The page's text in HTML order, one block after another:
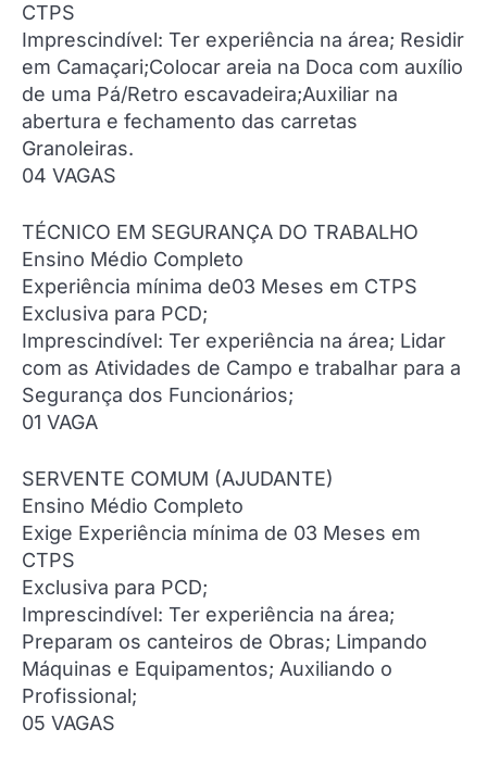
CTPS
Imprescindível: Ter experiência na área; Residir
em Camaçari;Colocar areia na Doca com auxílio
de uma Pá/Retro escavadeira;Auxiliar na
abertura e fechamento das carretas
Granoleiras.
04 VAGAS
TÉCNICO EM SEGURANÇA DO TRABALHO
Ensino Médio Completo
Experiência mínima de03 Meses em CTPS
Exclusiva para PCD;
Imprescindível: Ter experiência na área; Lidar
com as Atividades de Campo e trabalhar para a
Segurança dos Funcionários;
01 VAGA
SERVENTE COMUM (AJUDANTE)
Ensino Médio Completo
Exige Experiência mínima de 03 Meses em
CTPS
Exclusiva para PCD;
Imprescindível: Ter experiência na área;
Preparam os canteiros de Obras; Limpando
Máquinas e Equipamentos; Auxiliando o
Profissional;
05 VAGAS